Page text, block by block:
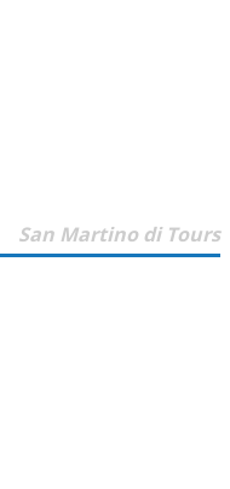
San Martino di Tours